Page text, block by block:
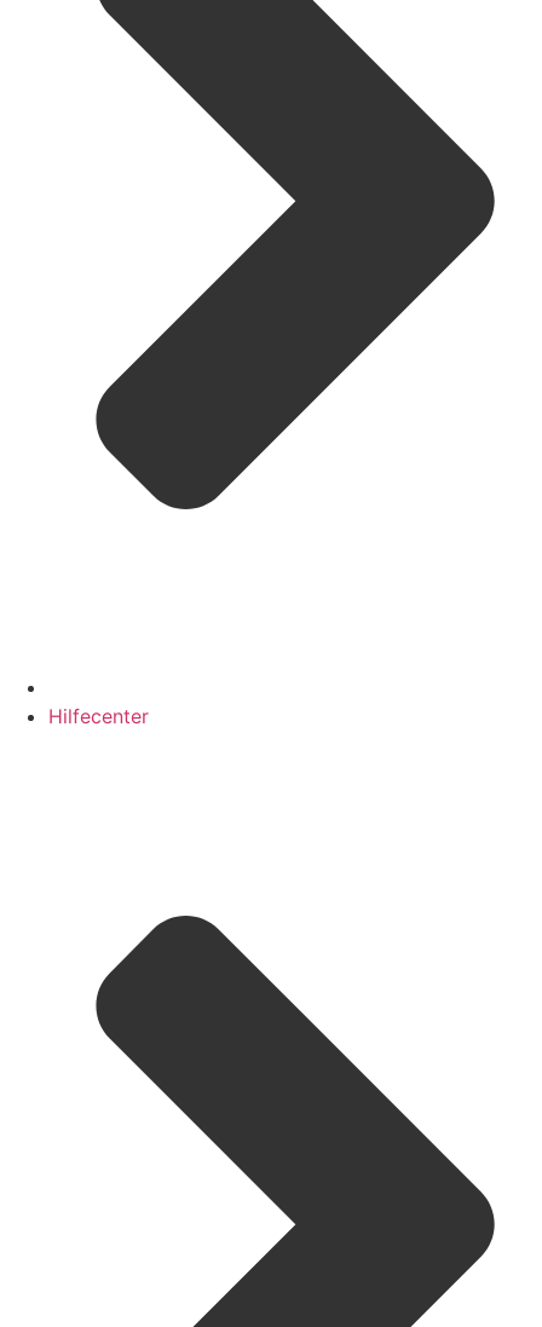
Hilfecenter